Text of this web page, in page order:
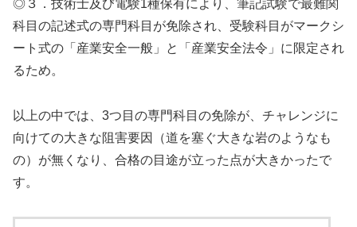
◎３．技術士及び電験1種保有により、筆記試験で最難関
科目の記述式の専門科目が免除され、受験科目がマークシ
ート式の「産業安全一般」と「産業安全法令」に限定され
るため。
以上の中では、3つ目の専門科目の免除が、チャレンジに
向けての大きな阻害要因（道を塞ぐ大きな岩のようなも
の）が無くなり、合格の目途が立った点が大きかったで
す。